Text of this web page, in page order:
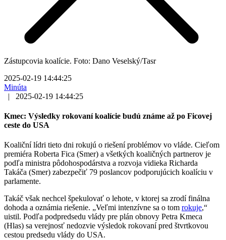
Zástupcovia koalície. Foto: Dano Veselský/Tasr
2025-02-19 14:44:25
Minúta
|
2025-02-19 14:44:25
Kmec: Výsledky rokovaní koalície budú známe až po Ficovej
ceste do USA
Koaliční lídri tieto dni rokujú o riešení problémov vo vláde. Cieľom
premiéra Roberta Fica (Smer) a všetkých koaličných partnerov je
podľa ministra pôdohospodárstva a rozvoja vidieka Richarda
Takáča (Smer) zabezpečiť 79 poslancov podporujúcich koalíciu v
parlamente.
Takáč však nechcel špekulovať o lehote, v ktorej sa zrodí finálna
dohoda a oznámia riešenie. „Veľmi intenzívne sa o tom rokuje,“
uistil. Podľa podpredsedu vlády pre plán obnovy Petra Kmeca
(Hlas) sa verejnosť nedozvie výsledok rokovaní pred štvrtkovou
cestou predsedu vlády do USA.